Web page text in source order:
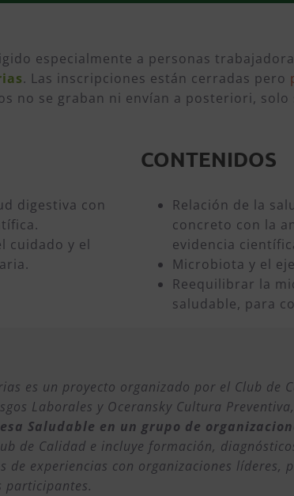
especialmente a personas
. Las inscripciones están cerradas pero
no se graban ni envían a posteriori,
digestiva con
cuidado y el
CONTENIDOS
Relación de la
concreto con la
evidencia
Microbiota y el
Reequilibrar la
saludable, para
es un proyecto organizado por el Club de
Laborales y Oceransky Cultura
Saludable en un grupo de
de Calidad e incluye formación,
experiencias con organizaciones líderes,
participantes.